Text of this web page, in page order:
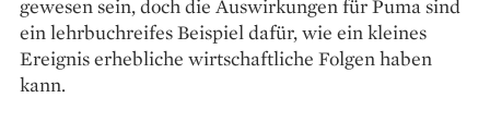
gewesen sein, doch die Auswirkungen für Puma sind
ein lehrbuchreifes Beispiel dafür, wie ein kleines
Ereignis erhebliche wirtschaftliche Folgen haben
kann.